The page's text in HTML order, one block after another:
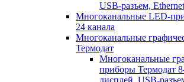
USB-разъем, Ethernet
Многоканальные LED-
24 канала
Многоканальные
Термодат
Многоканальные
приборы Термодат
дисплей, USB-